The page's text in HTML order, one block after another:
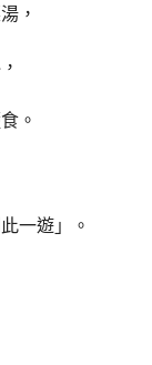
，
。
一遊」。